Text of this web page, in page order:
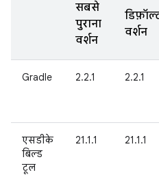
सबसे
पुराना
वर्शन
वर्शन
Gradle 2.2.1 2.2.1
एसडीके
बिल्ड
टूल
21.1.1 21.1.1